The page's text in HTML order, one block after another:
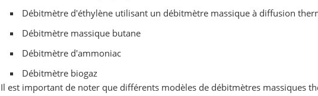
Débitmètre d'éthylène utilisant un débitmètre massique à diffusion
Débitmètre massique butane
Débitmètre d'ammoniac
Débitmètre biogaz
Il est important de noter que différents modèles de débitmètres massiques